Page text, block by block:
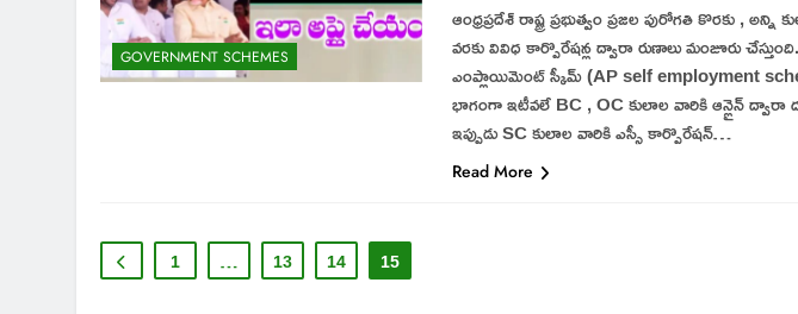
GOVERNMENT SCHEMES
ఆంధ్రప్రదేశ్ రాష్ట్ర ప్రభుత్వం ప్రజల పురోగతి కొరకు ,
వరకు వివిధ కార్పొరేషన్ల ద్వారా రుణాలు మంజూరు
ఎంప్లాయిమెంట్ స్కీమ్ (AP self employment
భాగంగా ఇటీవలే BC , OC కులాల వారికి ఆన్లైన్ ద్వారా
ఇప్పుడు SC కులాల వారికి ఎస్సీ కార్పొరేషన్…
Read More
1 … 13 14 15